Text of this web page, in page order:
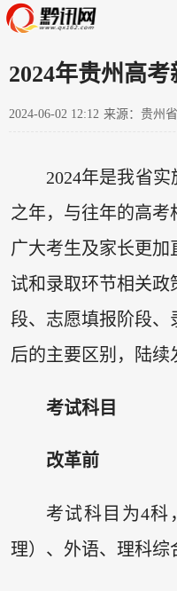
2024年贵州高考
2024-06-02 12:12 来源：贵州
2024年是我省
之年，与往年的高
广大考生及家长更
试和录取环节相关
段、志愿填报阶段、
后的主要区别，陆续
考试科目
改革前
考试科目为4科
理）、外语、理科综